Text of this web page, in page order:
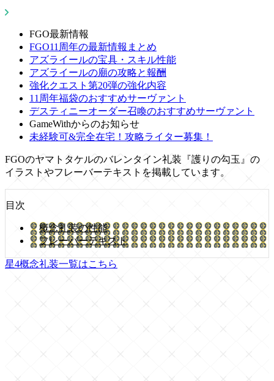
FGO最新情報
FGO11周年の最新情報まとめ
アズライールの宝具・スキル性能
アズライールの廟の攻略と報酬
強化クエスト第20弾の強化内容
11周年福袋のおすすめサーヴァント
デスティニーオーダー召喚のおすすめサーヴァント
GameWithからのお知らせ
未経験可&完全在宅！攻略ライター募集！
FGOのヤマトタケルのバレンタイン礼装『護りの勾玉』の
イラストやフレーバーテキストを掲載しています。
目次
概念礼装の性能
フレーバーテキスト
星4概念礼装一覧はこちら